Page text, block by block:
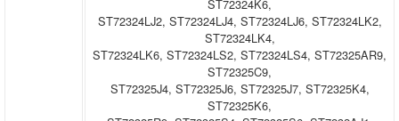
ST72324K6,
ST72324LJ2, ST72324LJ4, ST72324LJ6, ST72324LK2,
ST72324LK4,
ST72324LK6, ST72324LS2, ST72324LS4, ST72325AR9,
ST72325C9,
ST72325J4, ST72325J6, ST72325J7, ST72325K4,
ST72325K6,